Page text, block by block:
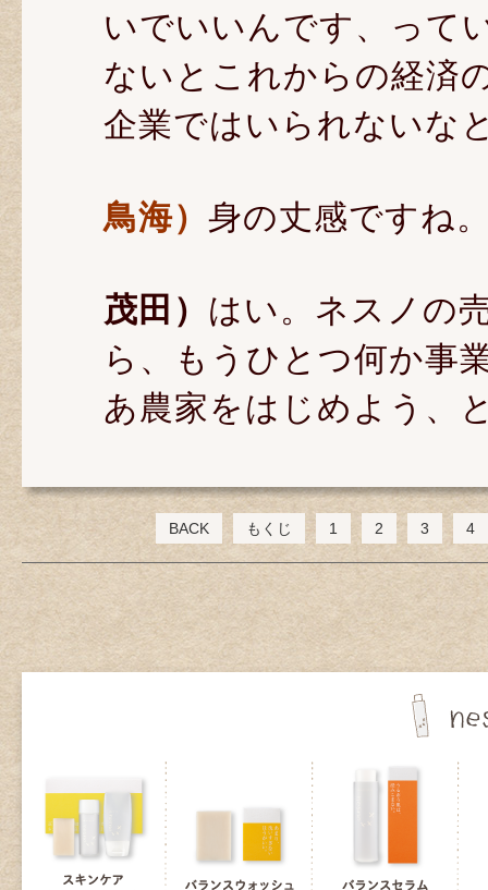
いでいいんです、って
ないとこれからの経済
企業ではいられないな
鳥海） 身の丈感ですね
茂田） はい。ネスノの
ら、もうひとつ何か事
あ農家をはじめよう、
BACK もくじ 1 2 3 4